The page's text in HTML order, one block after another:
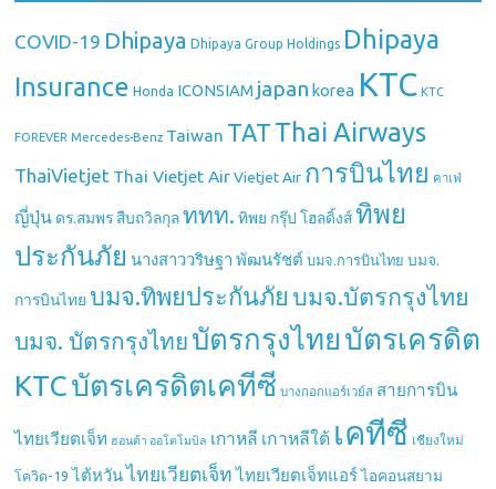
COVID-19 Dhipaya Dhipaya Group Holdings Dhipaya
Insurance Honda ICONSIAM japan korea KTC KTC
FOREVER Mercedes-Benz Taiwan TAT Thai Airways
ThaiVietjet Thai Vietjet Air Vietjet Air การบินไทย คาเฟ่
ญี่ปุ่น ดร.สมพร สืบถวิลกุล ททท. ทิพย กรุ๊ป โฮลดิ้งส์ ทิพย
ประกันภัย นางสาววริษฐา พัฒนรัชต์ บมจ.การบินไทย บมจ.
การบินไทย บมจ.ทิพยประกันภัย บมจ.บัตรกรุงไทย
บมจ. บัตรกรุงไทย บัตรกรุงไทย บัตรเครดิต
KTCบัตรเครดิตเคทีซี บางกอกแอร์เวย์ส สายการบิน
ไทยเวียตเจ็ท ฮอนด้า ออโตโมบิล เกาหลี เกาหลีใต้ เคทีซี เชียงใหม่
โควิด-19 ไต้หวัน ไทยเวียตเจ็ท ไทยเวียตเจ็ทแอร์ ไอคอนสยาม